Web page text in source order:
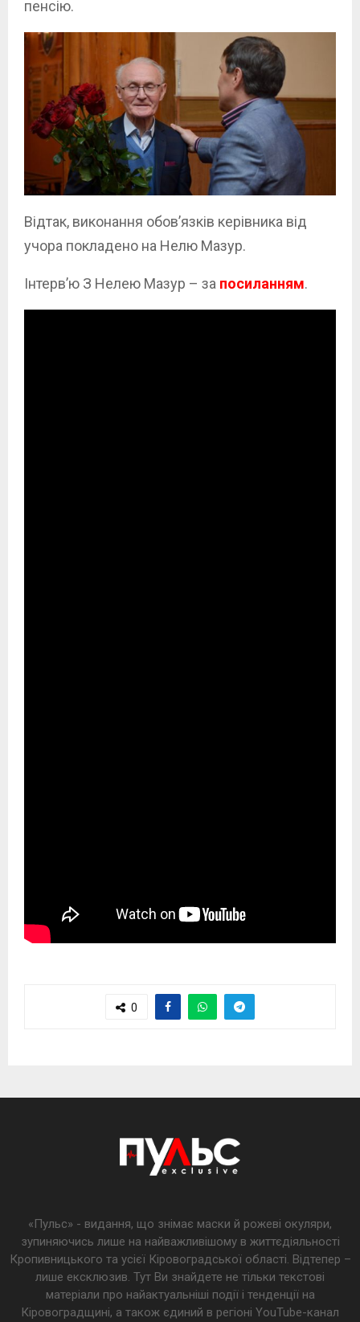
пенсію.
Відтак, виконання обов’язків керівника від
учора покладено на Нелю Мазур.
Інтерв’ю З Нелею Мазур – за посиланням.
0
«Пульс» - видання, що знімає маски й рожеві окуляри,
зупиняючись лише на найважливішому в життєдіяльності
Кропивницького та усієї Кіровоградської області. Відтепер –
лише ексклюзив. Тут Ви знайдете не тільки текстові
матеріали про найактуальніші події і тенденції на
Кіровоградщині, а також єдиний в регіоні YouTube-канал